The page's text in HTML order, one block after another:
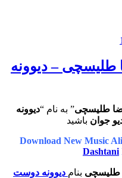
طلیسچی – دیوونه
طلیسچی” به نام “دیوونه
جوان باشید
Download New Music
Dashtani
طلیسچی بنام دیوونه دوست